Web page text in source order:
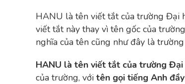
HANU là tên viết tắt của trường Đại
viết tắt này thay vì tên gốc của
nghĩa của tên cũng như đây là
HANU là tên viết tắt của trường Đại
của trường, với tên gọi tiếng Anh